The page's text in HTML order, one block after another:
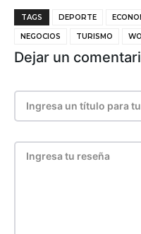
TAGS DEPORTE
NEGOCIOS TURISMO
Dejar un